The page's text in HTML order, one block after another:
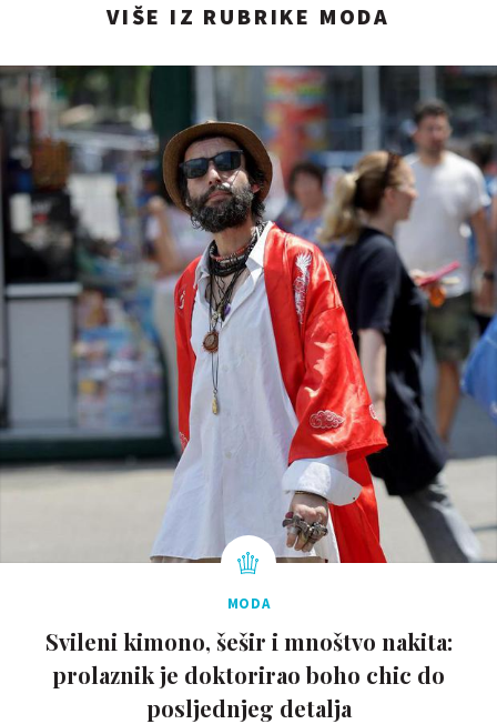
VIŠE IZ RUBRIKE MODA
MODA
Svileni kimono, šešir i mnoštvo nakita:
prolaznik je doktorirao boho chic do
posljednjeg detalja